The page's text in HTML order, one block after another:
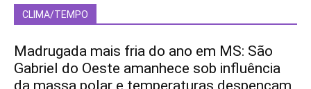
CLIMA/TEMPO
Madrugada mais fria do ano em MS: São
Gabriel do Oeste amanhece sob influência
da massa polar e temperaturas despencam